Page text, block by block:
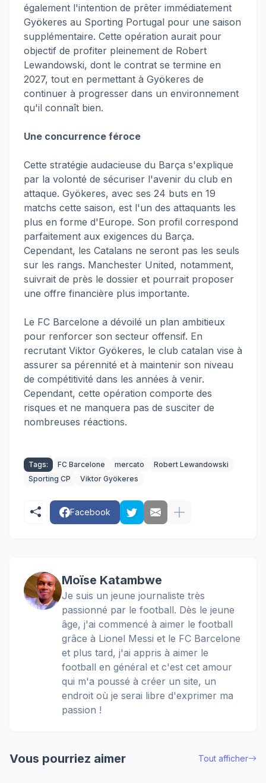
également l'intention de prêter immédiatement
Gyökeres au Sporting Portugal pour une saison
supplémentaire. Cette opération aurait pour
objectif de profiter pleinement de Robert
Lewandowski, dont le contrat se termine en
2027, tout en permettant à Gyökeres de
continuer à progresser dans un environnement
qu'il connaît bien.
Une concurrence féroce
Cette stratégie audacieuse du Barça s'explique
par la volonté de sécuriser l'avenir du club en
attaque. Gyökeres, avec ses 24 buts en 19
matchs cette saison, est l'un des attaquants les
plus en forme d'Europe. Son profil correspond
parfaitement aux exigences du Barça.
Cependant, les Catalans ne seront pas les seuls
sur les rangs. Manchester United, notamment,
suivrait de près le dossier et pourrait proposer
une offre financière plus importante.
Le FC Barcelone a dévoilé un plan ambitieux
pour renforcer son secteur offensif. En
recrutant Viktor Gyökeres, le club catalan vise à
assurer sa pérennité et à maintenir son niveau
de compétitivité dans les années à venir.
Cependant, cette opération comporte des
risques et ne manquera pas de susciter de
nombreuses réactions.
Tags: FC Barcelone mercato
Robert Lewandowski
Sporting CP
Viktor Gyökeres
Facebook
Moïse Katambwe
Je suis un jeune journaliste très
passionné par le football. Dès le jeune
âge, j'ai commencé à aimer le football
grâce à Lionel Messi et le FC Barcelone
et plus tard, j'ai appris à aimer le
football en général et c'est cet amour
qui m'a poussé à créer un site, un
endroit où je serai libre d'exprimer ma
passion !
Vous pourriez aimer Tout afficher